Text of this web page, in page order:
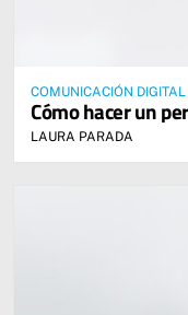
COMUNICACIÓN DIGITAL
Cómo hacer un
LAURA PARADA